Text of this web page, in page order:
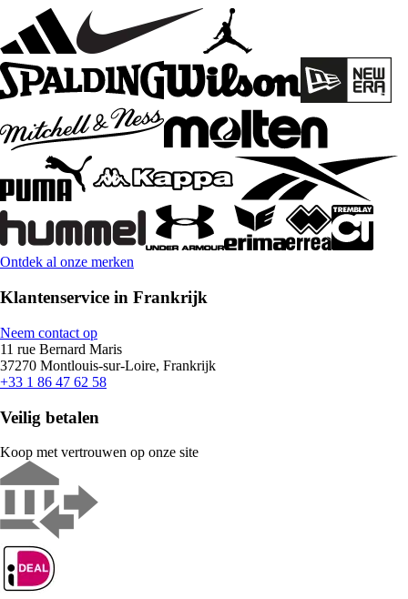
Ontdek al onze merken
Klantenservice in Frankrijk
Neem contact op
11 rue Bernard Maris
37270 Montlouis-sur-Loire, Frankrijk
+33 1 86 47 62 58
Veilig betalen
Koop met vertrouwen op onze site